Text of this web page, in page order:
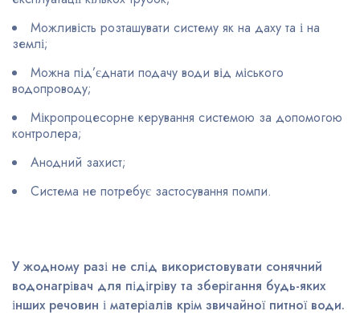
Можливість розташувати систему як на даху та і на
землі;
Можна під’єднати подачу води від міського
водопроводу;
Мікропроцесорне керування системою за допомогою
контролера;
Анодний захист;
Система не потребує застосування помпи.
У жодному разі не слід використовувати сонячний
водонагрівач для підігріву та зберігання будь-яких
інших речовин і матеріалів крім звичайної питної води.